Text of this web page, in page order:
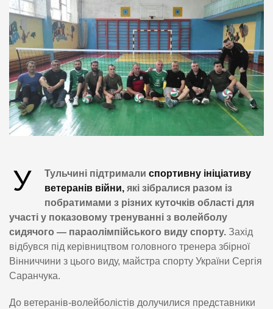
У Тульчині підтримали спортивну ініціативу
ветеранів війни, які зібралися разом із
побратимами з різних куточків області для
участі у показовому тренуванні з волейболу
сидячого — параолімпійського виду спорту. Захід
відбувся під керівництвом головного тренера збірної
Вінниччини з цього виду, майстра спорту України Сергія
Саранчука.
До ветеранів-волейболістів долучилися представники